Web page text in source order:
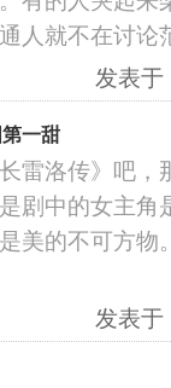
人就不在讨论
发表
一甜
雷洛传》吧，
剧中的女主角
美的不可方物
发表